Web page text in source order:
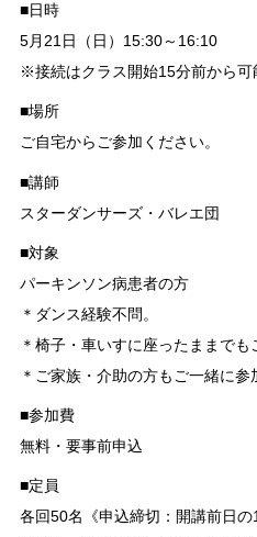
■日時
5月21日（日）15:30～16:10
※接続はクラス開始15分前から可
■場所
ご自宅からご参加ください。
■講師
スターダンサーズ・バレエ団
■対象
パーキンソン病患者の方
＊ダンス経験不問。
＊椅子・車いすに座ったままでも
＊ご家族・介助の方もご一緒に参
■参加費
無料・要事前申込
■定員
各回50名《申込締切：開講前日の